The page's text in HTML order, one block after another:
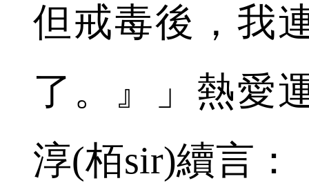
但戒毒後，我
了。』」熱愛
淳(栢sir)續言：